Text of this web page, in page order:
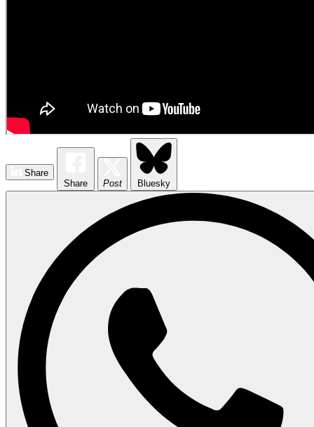
Share
Share
Post Bluesky